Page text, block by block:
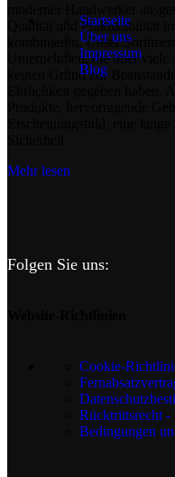
moderner Handwerker
Qualität und Praktikabilität
kombinieren. Unser
Unternehmen, die über
keinen Grund zur
Ehrlichkeit gegeben haben.
Produkte, hervorragende
Erscheinungsbild, eine
Mehr lesen
Startseite
Über uns
Impressum
Blog
Folgen Sie uns:
Cookie-
Rücktrittsrecht -
Bedingungen